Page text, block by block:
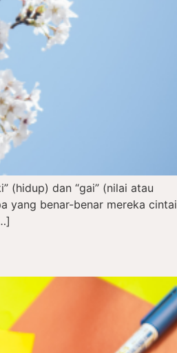
(hidup) dan “gai” (nilai atau
yang benar-benar mereka cintai